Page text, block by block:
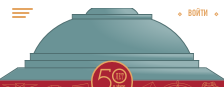
ВОЙТИ